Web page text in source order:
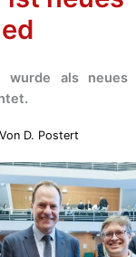
wurde als neues
D. Postert